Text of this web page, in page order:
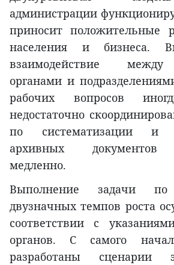
администрации
приносит положительные
населения и бизнеса.
взаимодействие
органами и
рабочих вопросов
недостаточно
по систематизации и
архивных документов
медленно.
Выполнение задачи по
двузначных темпов роста
соответствии с
органов. С самого
разработаны сценарии